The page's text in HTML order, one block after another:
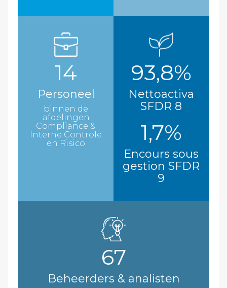
14
Personeel
binnen de
afdelingen
Compliance &
Interne Controle
en Risico
93,8%
Nettoactiva
SFDR 8
1,7%
Encours sous
gestion SFDR
9
67
Beheerders & analisten